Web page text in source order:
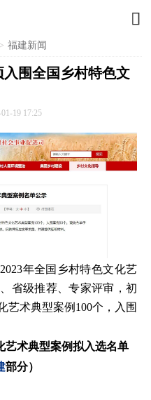

> 福建新闻
围全国乡村特色文
19 17:25
年全国乡村特色文化艺
省级推荐、专家评审，初
艺术典型案例100个，入围
艺术典型案例拟入选名单
部分）